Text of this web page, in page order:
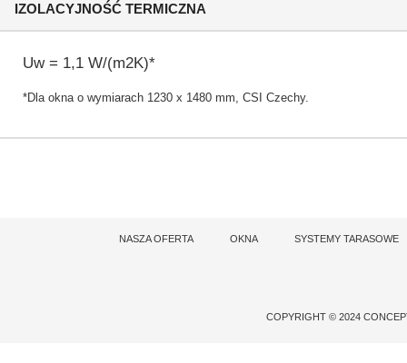
IZOLACYJNOŚĆ TERMICZNA
Uw = 1,1 W/(m2K)*
*Dla okna o wymiarach 1230 x 1480 mm, CSI Czechy.
COPYRIGHT © 2024
NASZA OFERTA OKNA SYSTEMY TARASOWE